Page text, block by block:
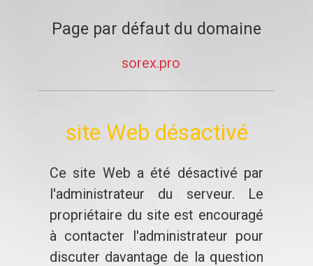
Page par défaut du domaine
sorex.pro
site Web désactivé
Ce site Web a été désactivé par
l'administrateur du serveur. Le
propriétaire du site est encouragé
à contacter l'administrateur pour
discuter davantage de la question